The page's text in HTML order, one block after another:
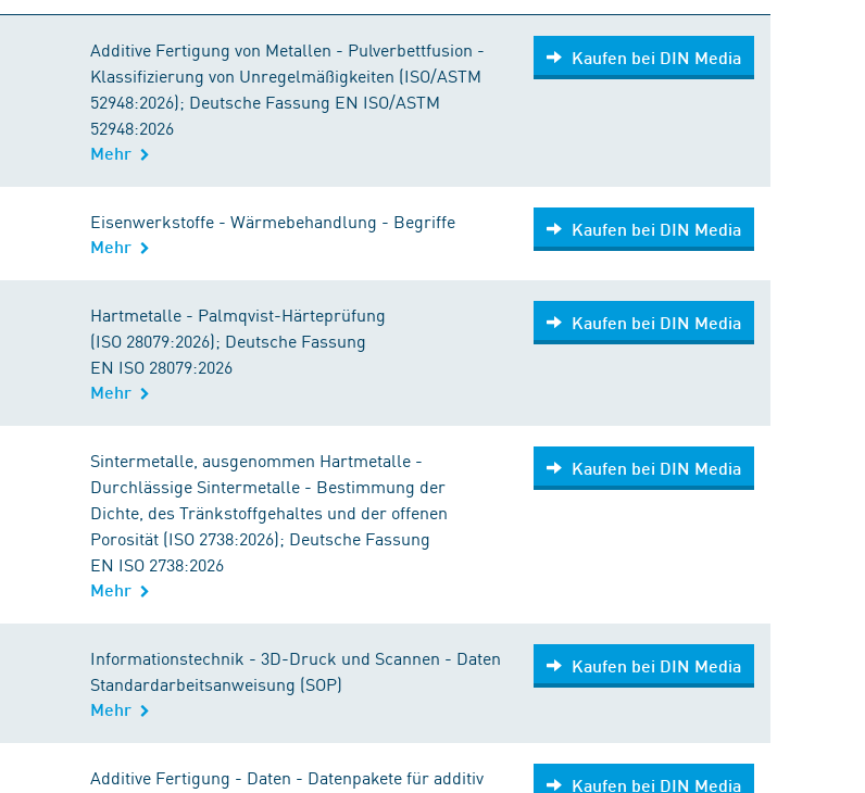
Additive Fertigung von Metallen - Pulverbettfusion -
Klassifizierung von Unregelmäßigkeiten (ISO/ASTM
52948:2026); Deutsche Fassung EN ISO/ASTM
52948:2026
Mehr
Kaufen bei DIN Media
Eisenwerkstoffe - Wärmebehandlung - Begriffe
Mehr
Kaufen bei DIN Media
Hartmetalle - Palmqvist-Härteprüfung
(ISO 28079:2026); Deutsche Fassung
EN ISO 28079:2026
Mehr
Kaufen bei DIN Media
Sintermetalle, ausgenommen Hartmetalle -
Durchlässige Sintermetalle - Bestimmung der
Dichte, des Tränkstoffgehaltes und der offenen
Porosität (ISO 2738:2026); Deutsche Fassung
EN ISO 2738:2026
Mehr
Kaufen bei DIN Media
Informationstechnik - 3D-Druck und Scannen - Daten
Standardarbeitsanweisung (SOP)
Mehr
Kaufen bei DIN Media
Additive Fertigung - Daten - Datenpakete für additiv
Kaufen bei DIN Media